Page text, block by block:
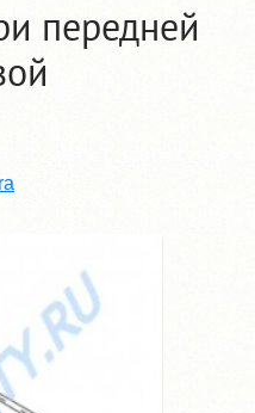
передней